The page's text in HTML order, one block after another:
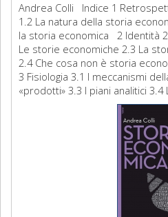
Andrea Colli Indice 1
1.2 La natura della storia
la storia economica 2 Identità
Le storie economiche 2.3 La
2.4 Che cosa non è storia
3 Fisiologia 3.1 I meccanismi
«prodotti» 3.3 I piani analitici 3.4